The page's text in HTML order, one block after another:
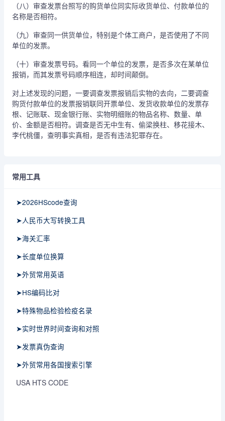
（八）审查发票台照写的购货单位同实际收货单位、付款单位的
名称是否相符。
（九）审查同一供货单位，特别是个体工商户，是否使用了不同
单位的发票。
（十）审查发票号码。看同一个单位的发票，是否多次在某单位
报销，而其发票号码顺序相连，却时间颠倒。
对上述发现的问题，一要调查发票报销后实物的去向，二要调查
购货付款单位的发票报销联同开票单位、发货收款单位的发票存
根、记账联、现金银行账、实物明细账的物品名称、数量、单
价、金额是否相符。调查是否无中生有、偷梁换柱、移花接木、
李代桃僵，查明事实真相，是否有违法犯罪存在。
常用工具
➤2026HScode查询
➤人民币大写转换工具
➤海关汇率
➤长度单位换算
➤外贸常用英语
➤HS编码比对
➤特殊物品检验检疫名录
➤实时世界时间查询和对照
➤发票真伪查询
➤外贸常用各国搜索引擎
USA HTS CODE